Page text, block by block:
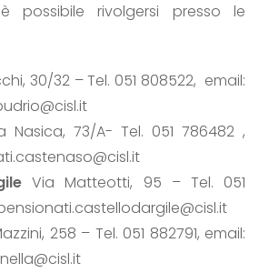
possibile rivolgersi presso le
30/32 – Tel. 051 808522, email:
Nasica, 73/A- Tel. 051 786482 ,
Via Matteotti, 95 – Tel. 051
258 – Tel. 051 882791, email: